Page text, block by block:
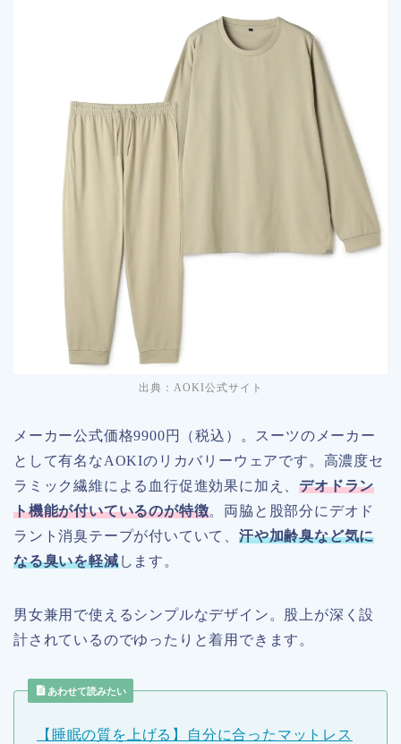
出典：AOKI公式サイト
メーカー公式価格9900円（税込）。スーツのメーカー
として有名なAOKIのリカバリーウェアです。高濃度セ
ラミック繊維による血行促進効果に加え、デオドラン
ト機能が付いているのが特徴。両脇と股部分にデオド
ラント消臭テープが付いていて、 汗や加齢臭など気に
なる臭いを軽減します。
男女兼用で使えるシンプルなデザイン。股上が深く設
計されているのでゆったりと着用できます。
あわせて読みたい
【睡眠の質を上げる】自分に合ったマットレス